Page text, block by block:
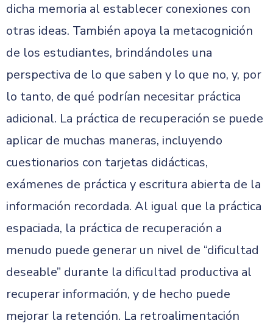
dicha memoria al establecer conexiones con
otras ideas. También apoya la metacognición
de los estudiantes, brindándoles una
perspectiva de lo que saben y lo que no, y, por
lo tanto, de qué podrían necesitar práctica
adicional. La práctica de recuperación se puede
aplicar de muchas maneras, incluyendo
cuestionarios con tarjetas didácticas,
exámenes de práctica y escritura abierta de la
información recordada. Al igual que la práctica
espaciada, la práctica de recuperación a
menudo puede generar un nivel de “dificultad
deseable” durante la dificultad productiva al
recuperar información, y de hecho puede
mejorar la retención. La retroalimentación